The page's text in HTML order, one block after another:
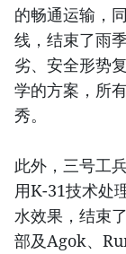
的畅通运输，
线，结束了雨
劣、安全形势
学的方案，所
秀。
此外，三号工
用K-31技术处
水效果，结束
部及Agok、